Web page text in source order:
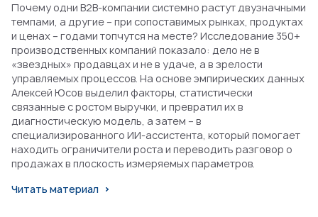
Почему одни B2B-компании системно растут двузначными
темпами, а другие – при сопоставимых рынках, продуктах
и ценах – годами топчутся на месте? Исследование 350+
производственных компаний показало: дело не в
«звездных» продавцах и не в удаче, а в зрелости
управляемых процессов. На основе эмпирических данных
Алексей Юсов выделил факторы, статистически
связанные с ростом выручки, и превратил их в
диагностическую модель, а затем – в
специализированного ИИ-ассистента, который помогает
находить ограничители роста и переводить разговор о
продажах в плоскость измеряемых параметров.
Читать материал